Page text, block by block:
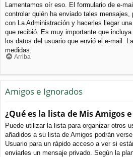
Lamentamos oír eso. El formulario de e-
controlar quién ha enviado tales
con La Administración y hacerles llegar
que recibió. Es muy importante que
los datos del usuario que envió el e-mail.
medidas.
Arriba
Amigos e Ignorados
¿Qué es la lista de Mis Amigos
Puede utilizar la lista para organizar otros
añadidos a su lista de Amigos podrán
Usuario para un rápido acceso a ver si
enviarles un mensaje privado. Según la